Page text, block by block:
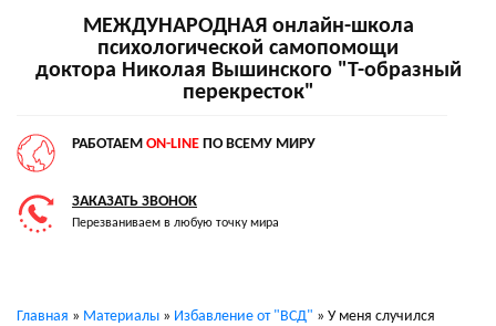
МЕЖДУНАРОДНАЯ онлайн-школа
психологической самопомощи
доктора Николая Вышинского "Т-образный
перекресток"
РАБОТАЕМ ON-LINE ПО ВСЕМУ МИРУ
ЗАКАЗАТЬ ЗВОНОК
Перезваниваем в любую точку мира
Главная » Материалы » Избавление от "ВСД" » У меня случился